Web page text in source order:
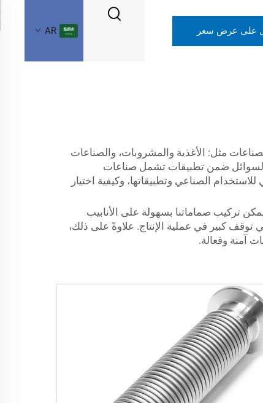
على عرض سعر AR
مثل: الأغذية والمشروبات، والصناعات
السوائل ضمن تطبيقات تشمل صناعات
الصناعي وتطبيقاتها، وكيفية اختيار
تركيب صماماتنا بسهولة على الأنابيب
كبير في عملية الإنتاج. علاوةً على ذلك،
آمنة وفعالة.